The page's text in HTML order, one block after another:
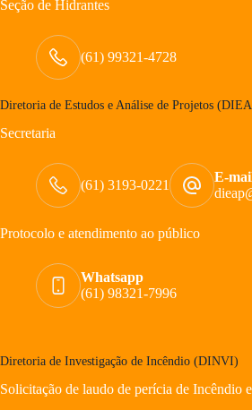
Seção de Hidrantes
(61) 99321-4728
Diretoria de Estudos e Análise de Projetos
Secretaria
(61) 3193-0221
E-
Protocolo e atendimento ao público
Whatsapp
(61) 98321-7996
Diretoria de Investigação de Incêndio (DINVI)
Solicitação de laudo de perícia de Incêndio